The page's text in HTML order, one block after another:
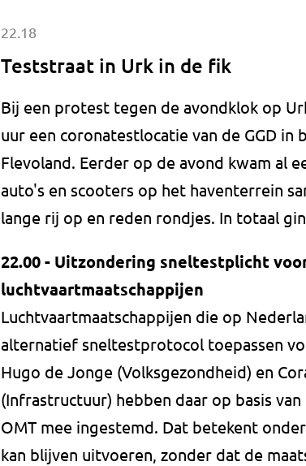
22.18
Teststraat in Urk in de fik
Bij een protest tegen de avondklok op
uur een coronatestlocatie van de GGD
Flevoland. Eerder op de avond kwam al
auto's en scooters op het haventerrein
lange rij op en reden rondjes. In totaal
22.00 - Uitzondering sneltestplicht
luchtvaartmaatschappijen
Luchtvaartmaatschappijen die op
alternatief sneltestprotocol toepassen
Hugo de Jonge (Volksgezondheid) en
(Infrastructuur) hebben daar op basis
OMT mee ingestemd. Dat betekent
kan blijven uitvoeren, zonder dat de